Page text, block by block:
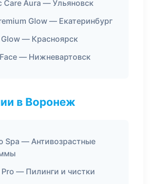
Care Aura — Ульяновск
Glow — Екатеринбург
— Красноярск
— Нижневартовск
в Воронеж
Spa — Антивозрастные
— Пилинги и чистки